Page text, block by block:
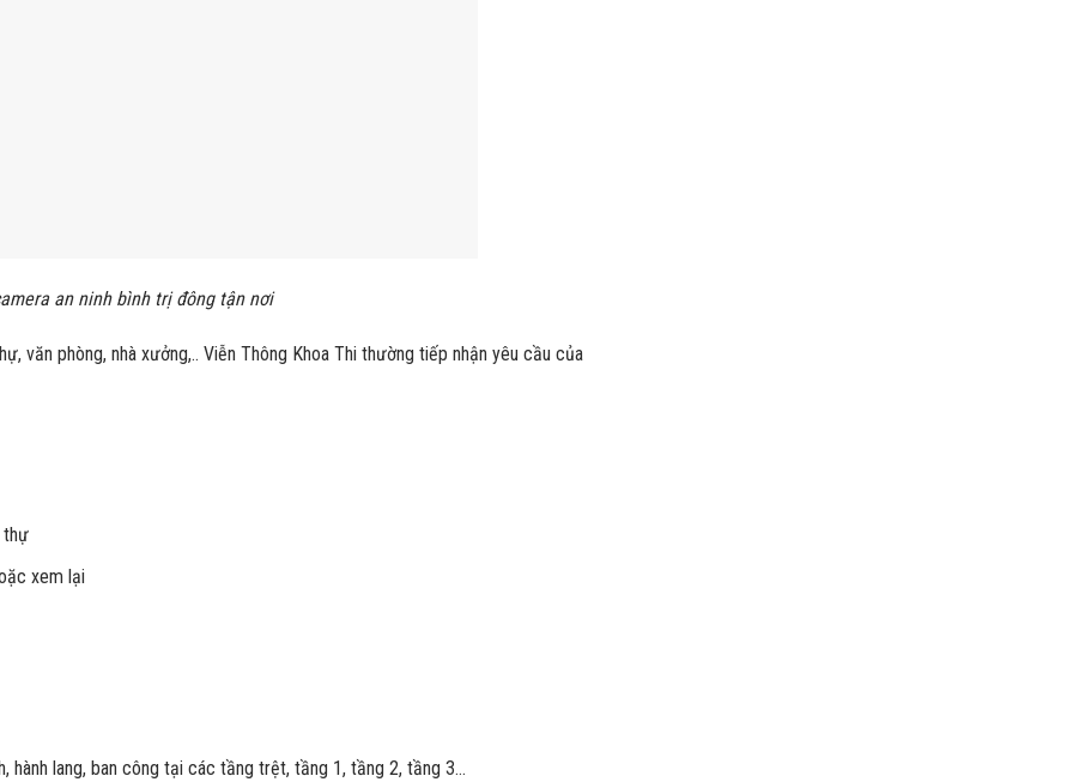
an ninh bình trị đông tận nơi
văn phòng, nhà xưởng,.. Viễn Thông Khoa Thi thường tiếp nhận yêu cầu của
thự
xem lại
lang, ban công tại các tầng trệt, tầng 1, tầng 2, tầng 3…